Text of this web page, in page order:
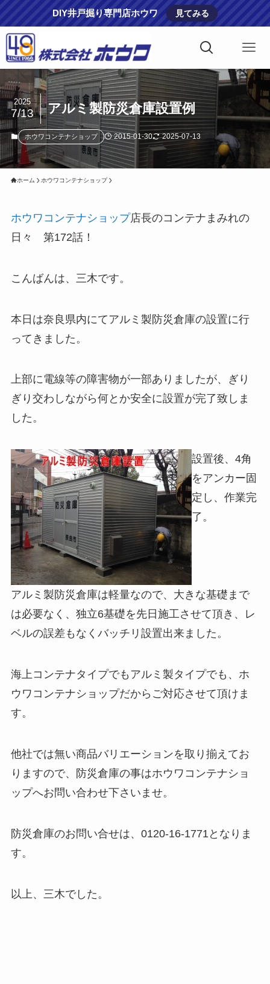
DIY井戸掘り専門店ホウワ 見てみる
アルミ製防災倉庫設置例
2025
7/13
ホウワコンテナショップ 2015-01-30 2025-07-13
ホーム ホウワコンテナショップ
ホウワコンテナショップ店長のコンテナまみれの
日々 第172話！
こんばんは、三木です。
本日は奈良県内にてアルミ製防災倉庫の設置に行
ってきました。
上部に電線等の障害物が一部ありましたが、ぎり
ぎり交わしながら何とか安全に設置が完了致しま
した。
設置後、4角
をアンカー固
定し、作業完
了。
アルミ製防災倉庫は軽量なので、大きな基礎まで
は必要なく、独立6基礎を先日施工させて頂き、レ
ベルの誤差もなくバッチリ設置出来ました。
海上コンテナタイプでもアルミ製タイプでも、ホ
ウワコンテナショップだからご対応させて頂けま
す。
他社では無い商品バリエーションを取り揃えてお
りますので、防災倉庫の事はホウワコンテナショ
ップへお問い合わせ下さいませ。
防災倉庫のお問い合せは、0120-16-1771となりま
す。
以上、三木でした。